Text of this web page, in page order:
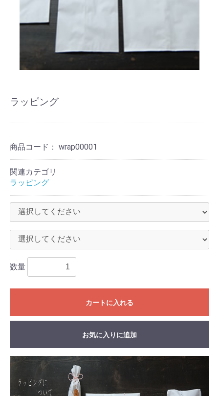
ラッピング
商品コード： wrap00001
関連カテゴリ
ラッピング
数量
カートに入れる
お気に入りに追加